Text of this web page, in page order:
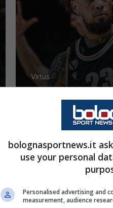
Virtus
Virtus-
pagelle:
che
bolognasportnews.it
use your personal
Personalised advertising and
measurement, audience